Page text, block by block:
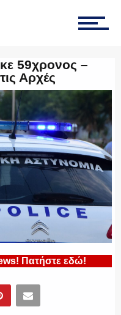
59χρονος –
Αρχές
Πατήστε εδώ!